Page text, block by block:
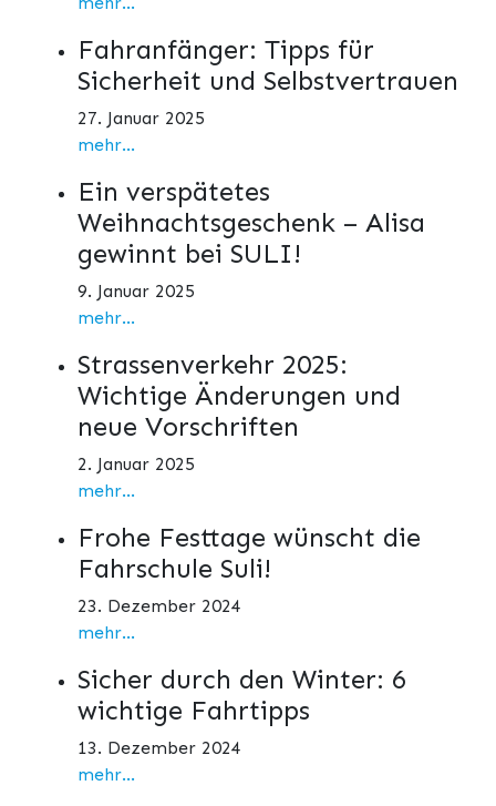
Fahranfänger: Tipps für
Sicherheit und Selbstvertrauen
27. Januar 2025
mehr...
Ein verspätetes
Weihnachtsgeschenk – Alisa
gewinnt bei SULI!
9. Januar 2025
mehr...
Strassenverkehr 2025:
Wichtige Änderungen und
neue Vorschriften
2. Januar 2025
mehr...
Frohe Festtage wünscht die
Fahrschule Suli!
23. Dezember 2024
mehr...
Sicher durch den Winter: 6
wichtige Fahrtipps
13. Dezember 2024
mehr...